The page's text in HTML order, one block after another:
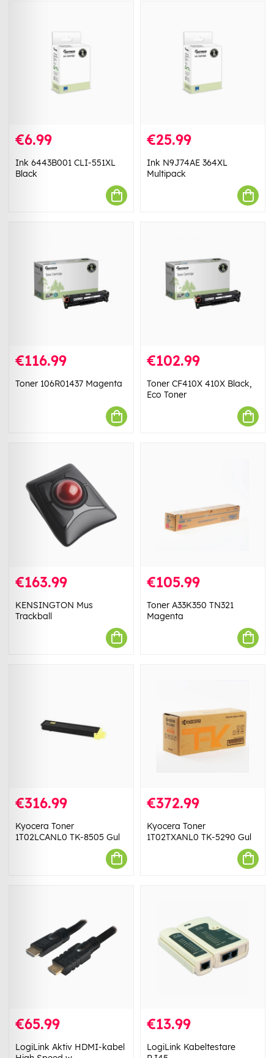
€6.99
Ink 6443B001 CLI-551XL
Black
€25.99
Ink N9J74AE 364XL
Multipack
€116.99
Toner 106R01437 Magenta
€102.99
Toner CF410X 410X Black,
Eco Toner
€163.99
KENSINGTON Mus
Trackball
€105.99
Toner A33K350 TN321
Magenta
€316.99
Kyocera Toner
1T02LCANL0 TK-8505 Gul
€372.99
Kyocera Toner
1T02TXANL0 TK-5290 Gul
€65.99
LogiLink Aktiv HDMI-kabel
€13.99
LogiLink Kabeltestare